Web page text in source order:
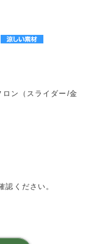
ン（スライダー/金
ください。